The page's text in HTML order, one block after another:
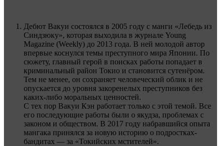
Дебют Вакуи состоялся в 2005 году с манги «Лебедь из
Синдзюку», которая выходила в журнале Young
Magazine (Weekly) до 2013 года. В ней молодой автор
впервые коснулся темы преступного мира Японии. По
сюжету, главный герой в поисках работы попадает в
криминальный район Токио и становится сутенёром.
Тем не менее, он сохраняет человеческий облик и не
опускается до уровня закоренелых преступников без
каких-либо моральных ценностей.
С тех пор Вакуи Кэн работает только с этой темой. Все
его последующие работы были о якудза, проблемах с
законом и обществом. В 2017 году набравшийся опыта
мангака принялся за новую историю о подростках-
бандитах — за «Токийских мстителей».